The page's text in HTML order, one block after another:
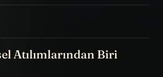
Atılımlarından Biri